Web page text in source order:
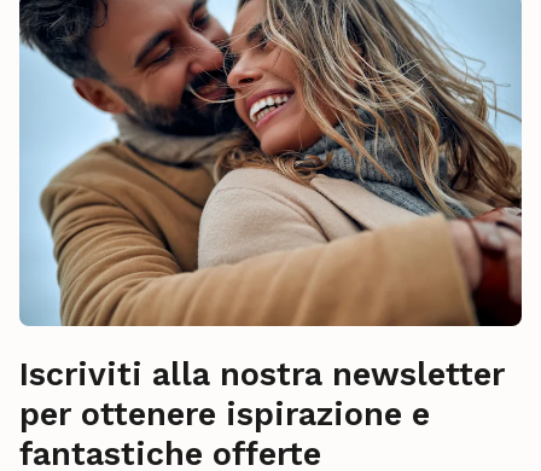
Iscriviti alla nostra newsletter
per ottenere ispirazione e
fantastiche offerte